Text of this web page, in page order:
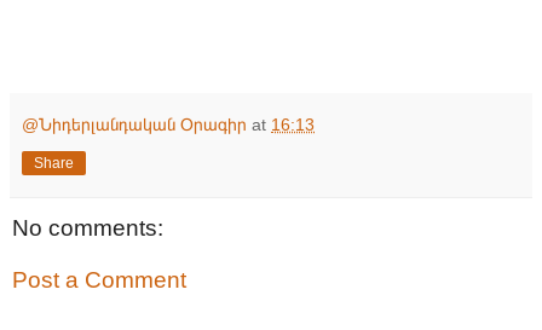
@Նիդերլանդական Օրագիր at 16:13
Share
No comments:
Post a Comment